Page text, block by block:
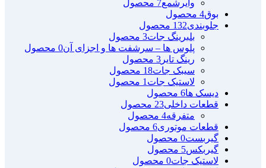
وایرشمع7 محصول
بوق4 محصول
جلوبندی132 محصول
بلبرینگ جات3 محصول
پلوس ها – سرشفت ها و اجزای آن0 محصول
رینگ تایر 3 محصول
سیبک جات18 محصول
لاستیک جات 1 محصول
دیسک ها6 محصول
قطعات داخلی23 محصول
متفرقه4 محصول
قطعات موتوری6 محصول
گیربست0 محصول
گیربکس5 محصول
لاستیک جات0 محصول